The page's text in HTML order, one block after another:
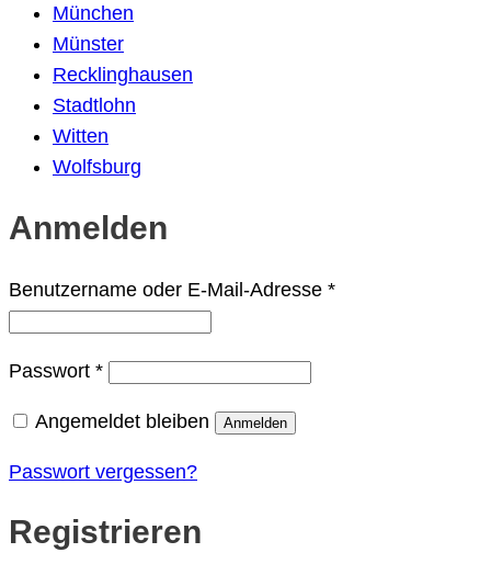
München
Münster
Recklinghausen
Stadtlohn
Witten
Wolfsburg
Anmelden
Benutzername oder E-Mail-Adresse *Erforderlich
Passwort *Erforderlich
Angemeldet bleiben Anmelden
Passwort vergessen?
Registrieren